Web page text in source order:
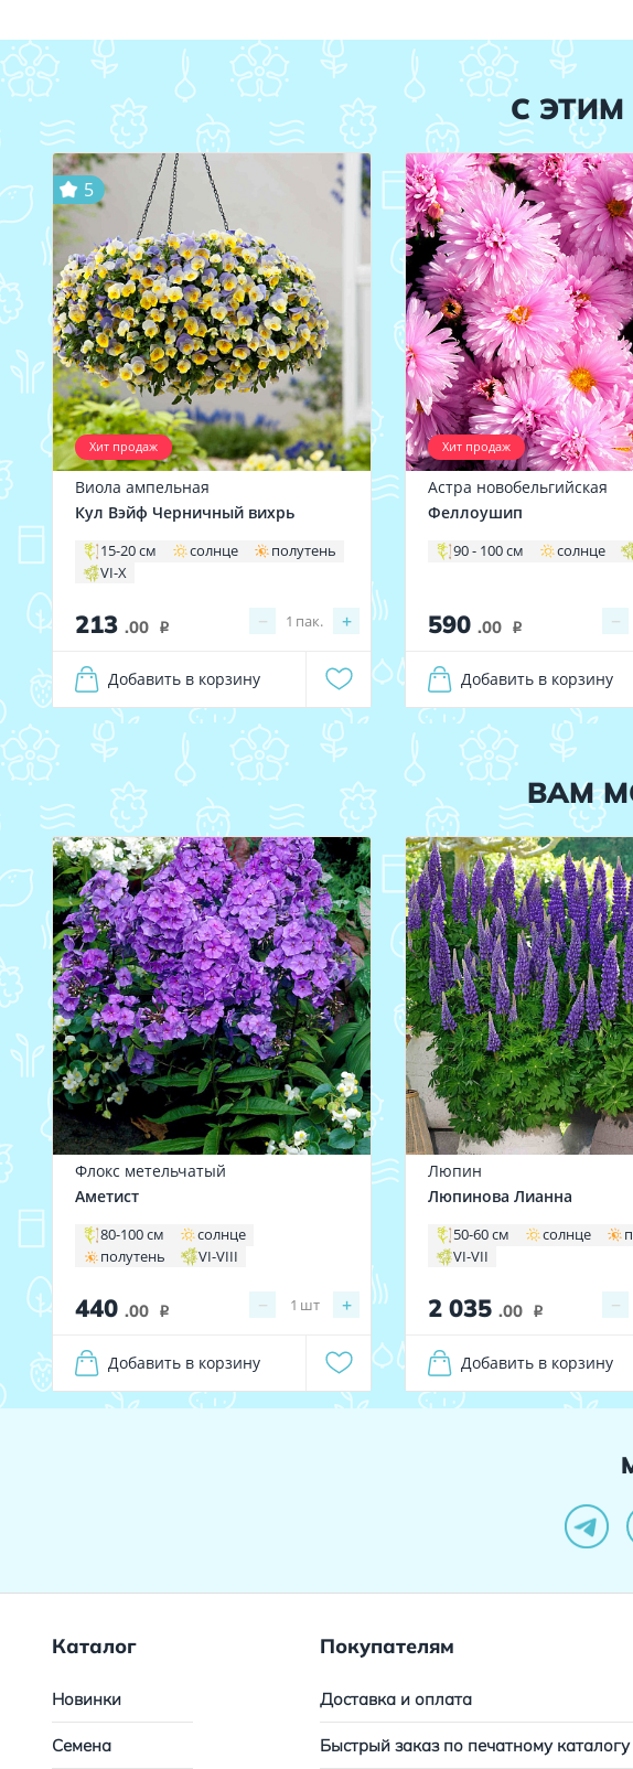
С
Хит продаж
5
Виола ампельная
Кул Вэйф Черничный вихрь
15-20 см солнце
полутень
VI-X
213 .00 i − +
1 пак.
Добавить в корзину
Хит продаж
Астра новобельгийская
Феллоушип
90 - 100 см солнце
590 .00 i −
Добавить в корзину
ВАМ
Флокс метельчатый
Аметист
80-100 см
солнце
полутень
VI-VIII
440 .00 i − +
1 шт
Добавить в корзину
Люпин
Люпинова Лианна
50-60 см солнце
VI-VII
2 035 .00 i −
Добавить в корзину
Каталог
Новинки
Семена
Покупателям
Доставка и оплата
Быстрый заказ по печатному каталогу